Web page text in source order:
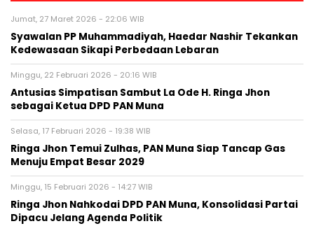
Jumat, 27 Maret 2026 - 22:06 WIB
Syawalan PP Muhammadiyah, Haedar Nashir Tekankan
Kedewasaan Sikapi Perbedaan Lebaran
Minggu, 22 Februari 2026 - 20:16 WIB
Antusias Simpatisan Sambut La Ode H. Ringa Jhon
sebagai Ketua DPD PAN Muna
Selasa, 17 Februari 2026 - 19:38 WIB
Ringa Jhon Temui Zulhas, PAN Muna Siap Tancap Gas
Menuju Empat Besar 2029
Minggu, 15 Februari 2026 - 14:27 WIB
Ringa Jhon Nahkodai DPD PAN Muna, Konsolidasi Partai
Dipacu Jelang Agenda Politik